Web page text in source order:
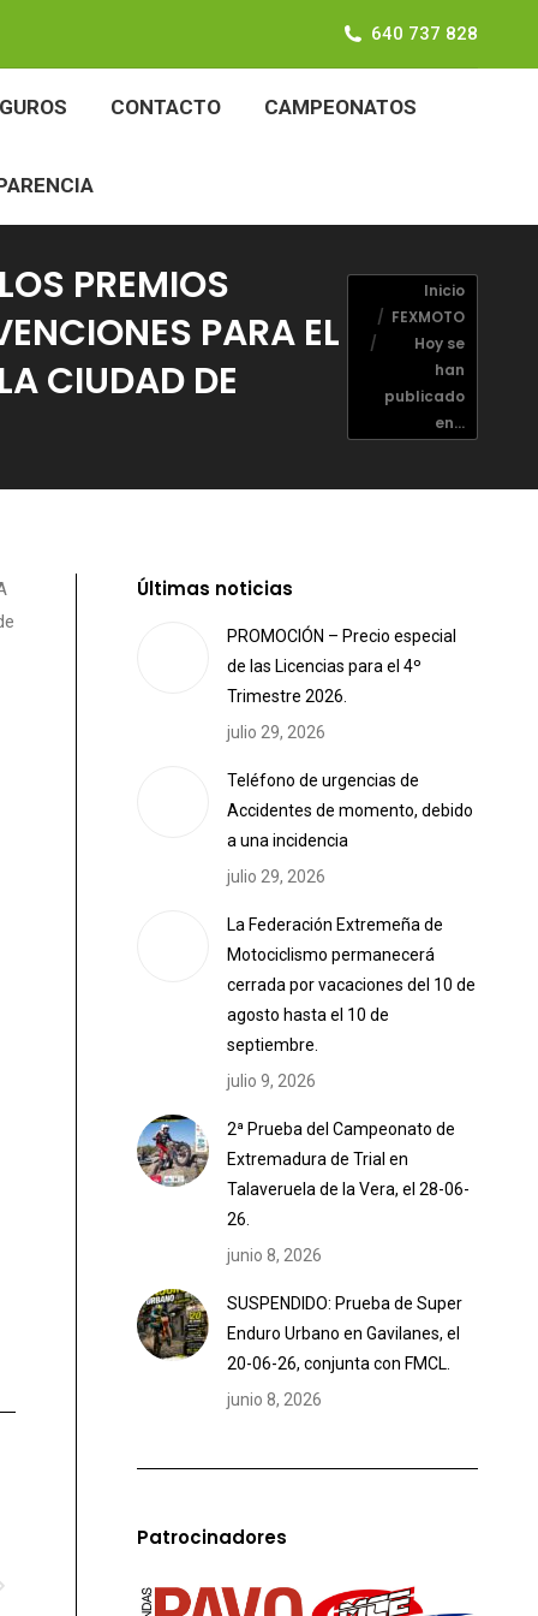
640 737 828
CONTACTO CAMPEONATOS
PREMIOS
PARA EL
CIUDAD DE
Estás aquí:Inicio
FEXMOTO
Hoy se
han
publicado
en…
Últimas noticias
PROMOCIÓN – Precio especial
de las Licencias para el 4º
Trimestre 2026.
julio 29, 2026
Teléfono de urgencias de
Accidentes de momento, debido
a una incidencia
julio 29, 2026
La Federación Extremeña de
Motociclismo permanecerá
cerrada por vacaciones del 10 de
agosto hasta el 10 de
septiembre.
julio 9, 2026
2ª Prueba del Campeonato de
Extremadura de Trial en
Talaveruela de la Vera, el 28-06-
26.
junio 8, 2026
SUSPENDIDO: Prueba de Super
Enduro Urbano en Gavilanes, el
20-06-26, conjunta con FMCL.
junio 8, 2026
Patrocinadores
CAMPEONATOS